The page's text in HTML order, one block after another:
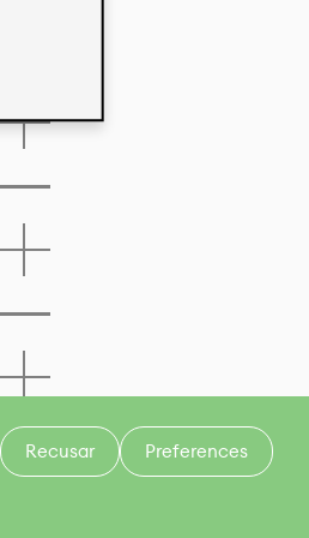
Recusar Preferences